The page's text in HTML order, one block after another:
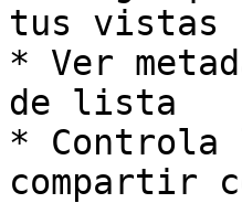
tus vistas
* Ver
de lista
*
compartir